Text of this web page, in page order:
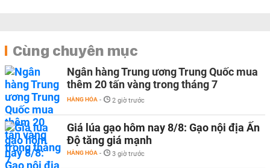
Cùng chuyên mục
Ngân hàng Trung ương Trung Quốc mua
thêm 20 tấn vàng trong tháng 7
HÀNG HÓA - 2 giờ trước
Giá lúa gạo hôm nay 8/8: Gạo nội địa Ấn
Độ tăng giá mạnh
HÀNG HÓA - 3 giờ trước